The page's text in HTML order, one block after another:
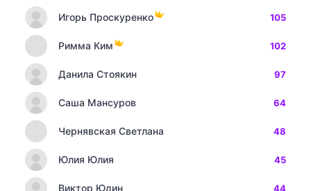
Игорь Проскуренко 105
Римма Ким 102
Данила Стоякин 97
Саша Мансуров 64
Чернявская Светлана 48
Юлия Юлия 45
Виктор Юдин 44